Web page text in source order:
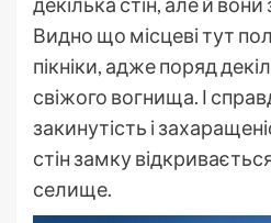
Видно що місцеві тут
пікніки, адже поряд
свіжого вогнища. І
закинутість і
стін замку
селище.